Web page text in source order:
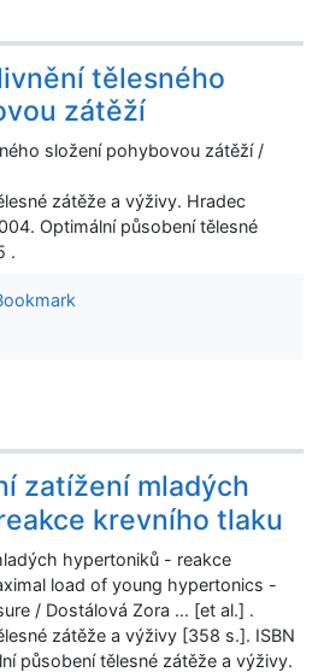
tělesného
zátěží
složení pohybovou zátěží /
zátěže a výživy. Hradec
Optimální působení tělesné
.
zatížení mladých
krevního tlaku
hypertoniků - reakce
load of young hypertonics -
/ Dostálová Zora ... [et al.] .
zátěže a výživy [358 s.]. ISBN
působení tělesné zátěže a výživy.